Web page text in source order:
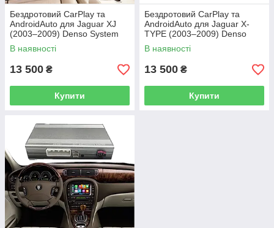
Бездротовий CarPlay та
AndroidAuto для Jaguar XJ
(2003–2009) Denso System
В наявності
13 500 ₴
Купити
Бездротовий CarPlay та
AndroidAuto для Jaguar X-
TYPE (2003–2009) Denso
System
В наявності
13 500 ₴
Купити